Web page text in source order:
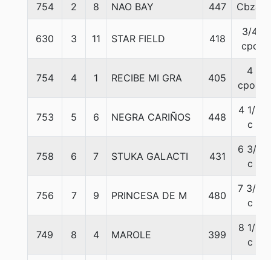
754 2 8 NAO BAY 447 Cbza.
630 3 11 STAR FIELD 418
3/4
cpo
754 4 1 RECIBE MI GRA 405
4
cpos.
753 5 6 NEGRA CARIÑOS 448
4 1/2
c
758 6 7 STUKA GALACTI 431
6 3/4
c
756 7 9 PRINCESA DE M 480
7 3/4
c
749 8 4 MAROLE 399
8 1/2
c